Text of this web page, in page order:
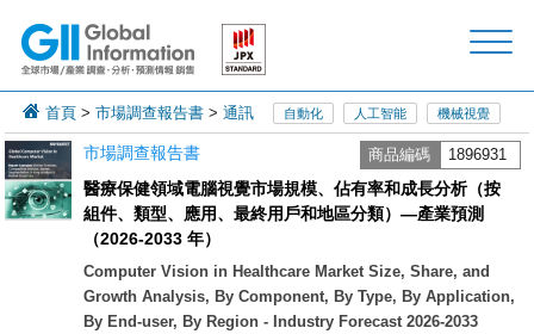
首頁 >市場調查報告書 >通訊 自動化 人工智能 機械視覺
市場調查報告書 商品編碼 1896931
醫療保健領域電腦視覺市場規模、佔有率和成長分析（按
組件、類型、應用、最終用戶和地區分類）—產業預測
（2026-2033 年）
Computer Vision in Healthcare Market Size, Share, and
Growth Analysis, By Component, By Type, By Application,
By End-user, By Region - Industry Forecast 2026-2033